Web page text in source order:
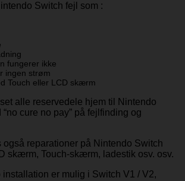
Switch fejl som :
fungerer ikke
ingen strøm
Touch eller LCD skærm
alle reservedele hjem til Nintendo
cure no pay” på fejlfinding og
reparationer på Nintendo Switch
skærm, Touch-skærm, ladestik osv. osv.
installation er mulig i Switch V1 / V2,